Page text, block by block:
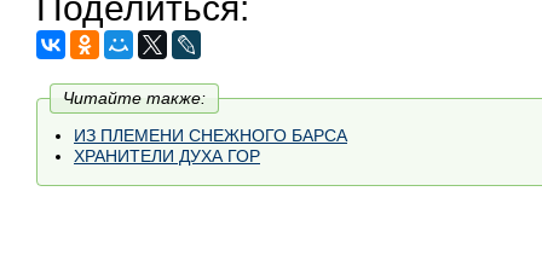
Читайте также:
ИЗ ПЛЕМЕНИ СНЕЖНОГО БАРСА
ХРАНИТЕЛИ ДУХА ГОР